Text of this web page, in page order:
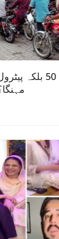
نہ 20 نہ 30 نہ 50